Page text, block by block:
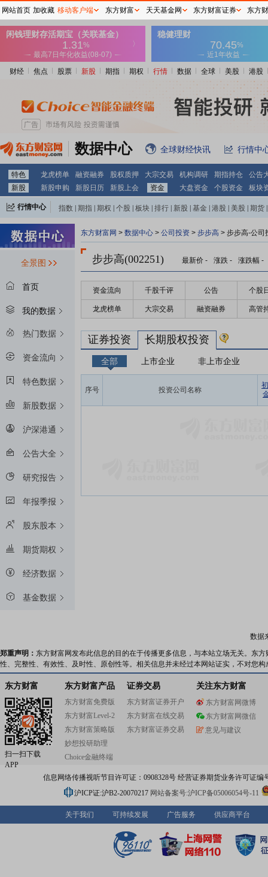
财经 焦点 股票 新股 期指 期权 行情 数据 全球 美股 港股
数据中心 全球财经快讯 行情中
特色 龙虎榜单 融资融券 股权质押 大宗交易 机构调研 期指持仓
公告
新股
新股申购 新股日历 新股上会 资金 大盘资金 个股资金 板块
行情中心 指数 期指 期权 个股 板块 排行 新股 基金 港股 美股 期货
全景图
首页
我的数据
热门数据
资金流向
特色数据
新股数据
沪深港通
公告大全
研究报告
年报季报
股东股本
期货期权
经济数据
基金数据
东方财富网 > 数据中心 > 公司投资 > 步步高 > 步步高-公司
步步高(002251) 最新价 - 涨跌 - 涨跌幅 -
资金流向 千股千评 公告 个股
龙虎榜单 大宗交易 融资融券 高管
证券投资 长期股权投资
全部 上市企业 非上市企业
序号 投资公司名称
数据
郑重声明： 东方财富网发布此信息的目的在于传播更多信息，与本站立场无关。东
性、完整性、有效性、及时性、原创性等。相关信息并未经过本网站证实，不对您
东方财富
扫一扫下载
APP
东方财富产品
东方财富免费版
东方财富Level-2
东方财富策略版
妙想投研助理
Choice金融终端
证券交易
东方财富证券开户
东方财富在线交易
东方财富证券交易
关注东方财富
东方财富网微博
东方财富网微信
意见与建议
信息网络传播视听节目许可证：0908328号 经营证券期货业务许可证编
沪ICP证:沪B2-20070217 网站备案号:沪ICP备05006054号-11
关于我们 可持续发展 广告服务 供应商平台
网站首页 加收藏 移动客户端 东方财富 天天基金网 东方财富证券 东方